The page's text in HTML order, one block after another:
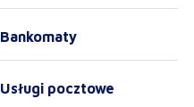
Bankomaty
Usługi pocztowe